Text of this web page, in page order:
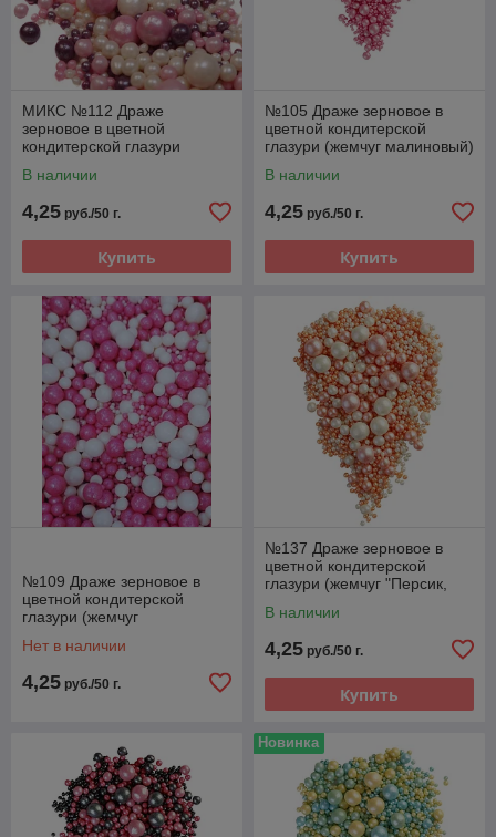
МИКС №112 Драже
зерновое в цветной
кондитерской глазури
сиреневый
В наличии
4,25 руб./50 г.
Купить
№105 Драже зерновое в
цветной кондитерской
глазури (жемчуг малиновый)
В наличии
4,25 руб./50 г.
Купить
№109 Драже зерновое в
цветной кондитерской
глазури (жемчуг
Нет в наличии
4,25 руб./50 г.
№137 Драже зерновое в
цветной кондитерской
глазури (жемчуг "Персик,
В наличии
4,25 руб./50 г.
Купить
Новинка